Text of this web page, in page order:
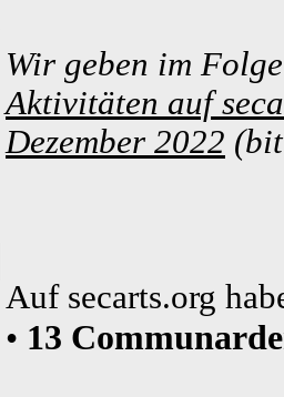
Wir geben im
Aktivitäten auf
Dezember 2022
Auf secarts.org
• 13